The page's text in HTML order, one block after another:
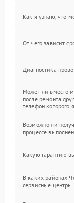
Как я узнаю, что
От чего зависит
Диагностика
Может ли вместо
после ремонта
телефон которого
Возможно ли
процессе
Какую гарантию
В каких районах
сервисные центры